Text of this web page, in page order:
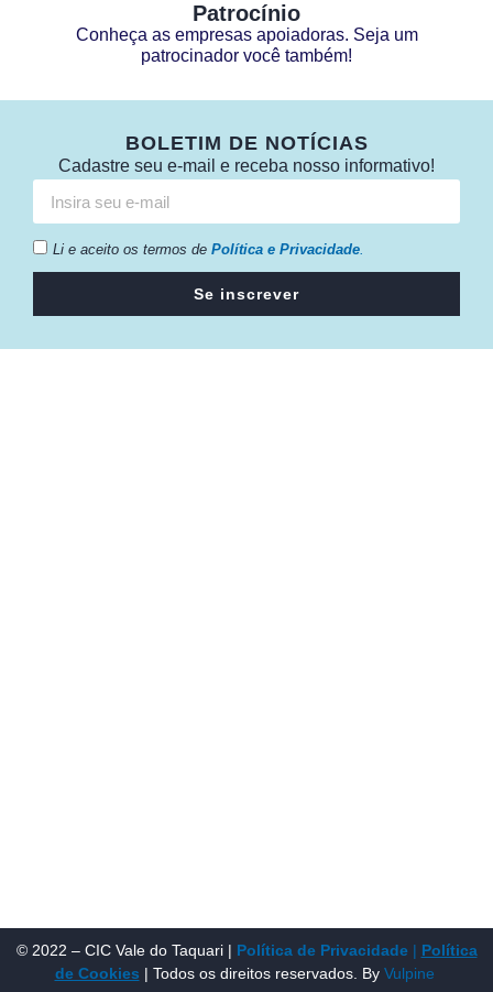
Patrocínio
Conheça as empresas apoiadoras. Seja um
patrocinador você também!
BOLETIM DE NOTÍCIAS
Cadastre seu e-mail e receba nosso informativo!
Li e aceito os termos de Política e Privacidade.
Se inscrever
© 2022 – CIC Vale do Taquari | Política de Privacidade| Política
de Cookies | Todos os direitos reservados. By Vulpine